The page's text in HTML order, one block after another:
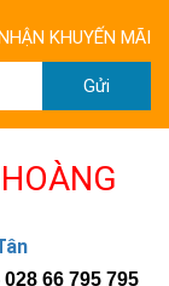
KHUYẾN MÃI
Gửi
028 66 795 795